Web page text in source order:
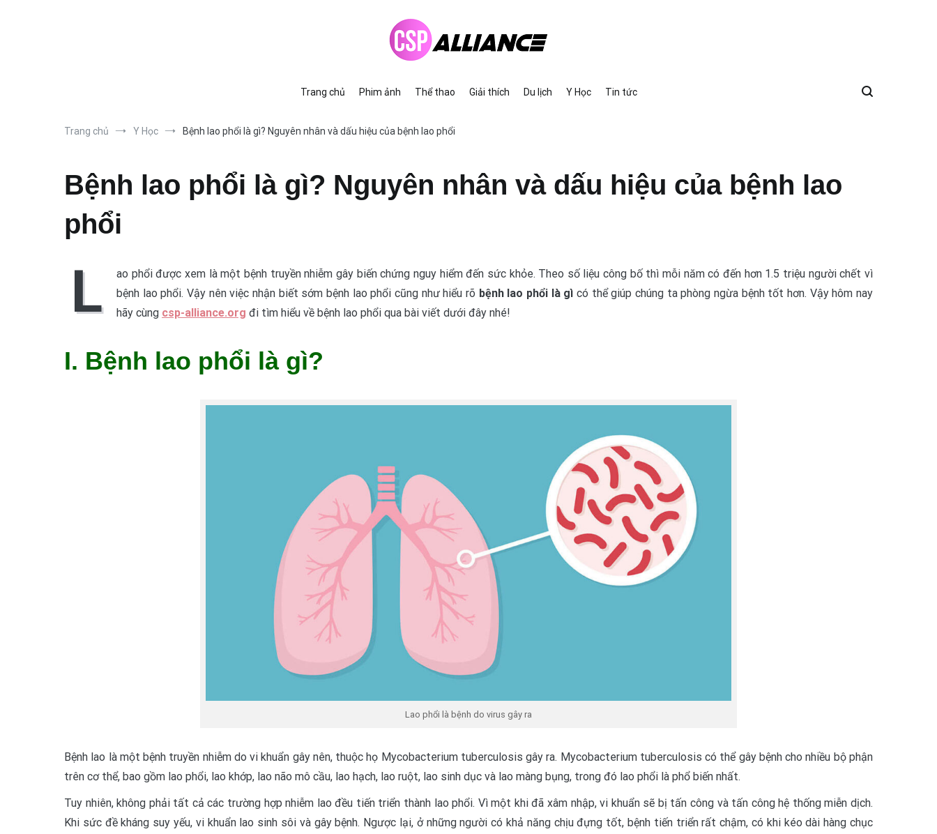
Trang chủ Phim ảnh Thể thao Giải thích Du lịch Y Học Tin tức
Trang chủ Y Học Bệnh lao phổi là gì? Nguyên nhân và dấu hiệu của bệnh lao phổi
Bệnh lao phổi là gì? Nguyên nhân và dấu hiệu của bệnh lao
phổi
L
ao phổi được xem là một bệnh truyền nhiễm gây biến chứng nguy hiểm đến sức khỏe. Theo số liệu công bố thì mỗi năm có đến hơn 1.5 triệu người chết vì
bệnh lao phổi. Vậy nên việc nhận biết sớm bệnh lao phổi cũng như hiểu rõ bệnh lao phổi là gì có thể giúp chúng ta phòng ngừa bệnh tốt hơn. Vậy hôm nay
hãy cùng csp-alliance.org đi tìm hiểu về bệnh lao phổi qua bài viết dưới đây nhé!
I. Bệnh lao phổi là gì?
Lao phổi là bệnh do virus gây ra
Bệnh lao là một bệnh truyền nhiễm do vi khuẩn gây nên, thuộc họ Mycobacterium tuberculosis gây ra. Mycobacterium tuberculosis có thể gây bệnh cho nhiều bộ phận
trên cơ thể, bao gồm lao phổi, lao khớp, lao não mô cầu, lao hạch, lao ruột, lao sinh dục và lao màng bụng, trong đó lao phổi là phổ biến nhất.
Tuy nhiên, không phải tất cả các trường hợp nhiễm lao đều tiến triển thành lao phổi. Vì một khi đã xâm nhập, vi khuẩn sẽ bị tấn công và tấn công hệ thống miễn dịch.
Khi sức đề kháng suy yếu, vi khuẩn lao sinh sôi và gây bệnh. Ngược lại, ở những người có khả năng chịu đựng tốt, bệnh tiến triển rất chậm, có khi kéo dài hàng chục